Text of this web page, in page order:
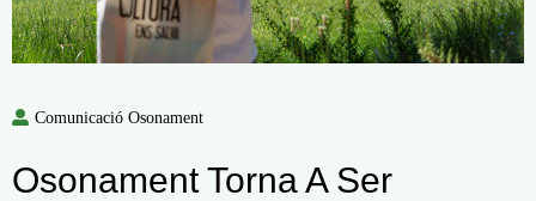
Comunicació Osonament
Osonament Torna A Ser